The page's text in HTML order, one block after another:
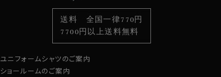
色から選ぶ
柄から選ぶ
スタイルから選ぶ
カジュアルシャツ
定番シャツ
サスペンダー
財布・名刺入れ
バッグ
ストール・マフラー
グローブ
ユニフォームシャツのご案内
ショールームのご案内
送料 全国一律770円
7700円以上送料無料